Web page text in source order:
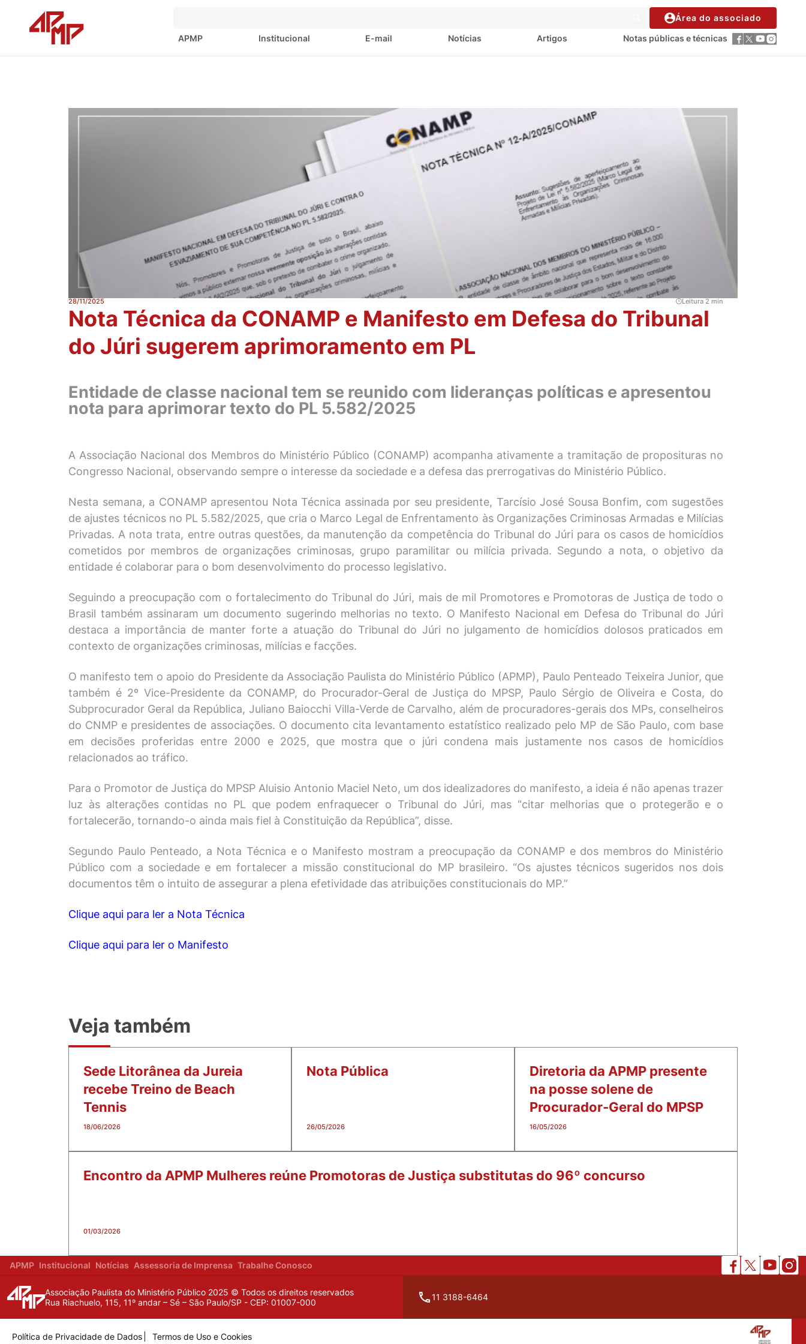
Área do associado
APMP
Institucional E-mail Notícias Artigos Notas públicas e técnicas
28/11/2025 Leitura 2 min
Nota Técnica da CONAMP e Manifesto em Defesa do Tribunal
do Júri sugerem aprimoramento em PL
Entidade de classe nacional tem se reunido com lideranças políticas e apresentou
nota para aprimorar texto do PL 5.582/2025
A Associação Nacional dos Membros do Ministério Público (CONAMP) acompanha ativamente a tramitação de proposituras no
Congresso Nacional, observando sempre o interesse da sociedade e a defesa das prerrogativas do Ministério Público.
Nesta semana, a CONAMP apresentou Nota Técnica assinada por seu presidente, Tarcísio José Sousa Bonfim, com sugestões
de ajustes técnicos no PL 5.582/2025, que cria o Marco Legal de Enfrentamento às Organizações Criminosas Armadas e Milícias
Privadas. A nota trata, entre outras questões, da manutenção da competência do Tribunal do Júri para os casos de homicídios
cometidos por membros de organizações criminosas, grupo paramilitar ou milícia privada. Segundo a nota, o objetivo da
entidade é colaborar para o bom desenvolvimento do processo legislativo.
Seguindo a preocupação com o fortalecimento do Tribunal do Júri, mais de mil Promotores e Promotoras de Justiça de todo o
Brasil também assinaram um documento sugerindo melhorias no texto. O Manifesto Nacional em Defesa do Tribunal do Júri
destaca a importância de manter forte a atuação do Tribunal do Júri no julgamento de homicídios dolosos praticados em
contexto de organizações criminosas, milícias e facções.
O manifesto tem o apoio do Presidente da Associação Paulista do Ministério Público (APMP), Paulo Penteado Teixeira Junior, que
também é 2º Vice-Presidente da CONAMP, do Procurador-Geral de Justiça do MPSP, Paulo Sérgio de Oliveira e Costa, do
Subprocurador Geral da República, Juliano Baiocchi Villa-Verde de Carvalho, além de procuradores-gerais dos MPs, conselheiros
do CNMP e presidentes de associações. O documento cita levantamento estatístico realizado pelo MP de São Paulo, com base
em decisões proferidas entre 2000 e 2025, que mostra que o júri condena mais justamente nos casos de homicídios
relacionados ao tráfico.
Para o Promotor de Justiça do MPSP Aluisio Antonio Maciel Neto, um dos idealizadores do manifesto, a ideia é não apenas trazer
luz às alterações contidas no PL que podem enfraquecer o Tribunal do Júri, mas “citar melhorias que o protegerão e o
fortalecerão, tornando-o ainda mais fiel à Constituição da República”, disse.
Segundo Paulo Penteado, a Nota Técnica e o Manifesto mostram a preocupação da CONAMP e dos membros do Ministério
Público com a sociedade e em fortalecer a missão constitucional do MP brasileiro. “Os ajustes técnicos sugeridos nos dois
documentos têm o intuito de assegurar a plena efetividade das atribuições constitucionais do MP.”
Clique aqui para ler a Nota Técnica
Clique aqui para ler o Manifesto
Veja também
Sede Litorânea da Jureia
recebe Treino de Beach
Tennis
18/06/2026
Nota Pública
26/05/2026
Diretoria da APMP presente
na posse solene de
Procurador-Geral do MPSP
16/05/2026
Encontro da APMP Mulheres reúne Promotoras de Justiça substitutas do 96º concurso
01/03/2026
APMP Institucional Notícias Assessoria de Imprensa Trabalhe Conosco
Associação Paulista do Ministério Público 2025 © Todos os direitos reservados
Rua Riachuelo, 115, 11º andar – Sé – São Paulo/SP - CEP: 01007-000
11 3188-6464
Política de Privacidade de Dados Termos de Uso e Cookies